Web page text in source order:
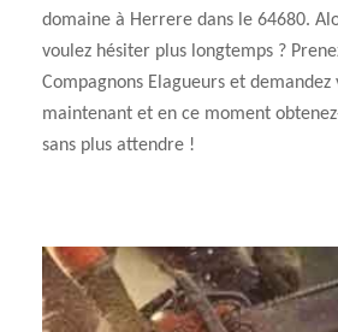
domaine à Herrere dans le 64680.
voulez hésiter plus longtemps ?
Compagnons Elagueurs et demandez
maintenant et en ce moment
sans plus attendre !